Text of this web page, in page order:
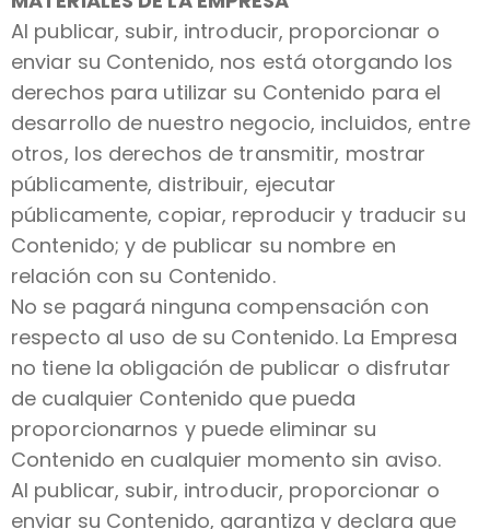
Al publicar, subir, introducir, proporcionar o
enviar su Contenido, nos está otorgando los
derechos para utilizar su Contenido para el
desarrollo de nuestro negocio, incluidos, entre
otros, los derechos de transmitir, mostrar
públicamente, distribuir, ejecutar
públicamente, copiar, reproducir y traducir su
Contenido; y de publicar su nombre en
relación con su Contenido.
No se pagará ninguna compensación con
respecto al uso de su Contenido. La Empresa
no tiene la obligación de publicar o disfrutar
de cualquier Contenido que pueda
proporcionarnos y puede eliminar su
Contenido en cualquier momento sin aviso.
Al publicar, subir, introducir, proporcionar o
enviar su Contenido, garantiza y declara que